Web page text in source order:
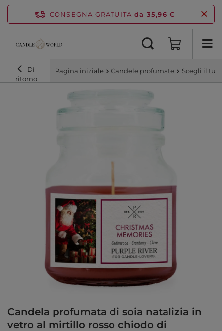
CONSEGNA GRATUITA da 35,96 €
Di
ritorno
Pagina iniziale Candele profumate Scegli il tuo
Candela profumata di soia natalizia in
vetro al mirtillo rosso chiodo di